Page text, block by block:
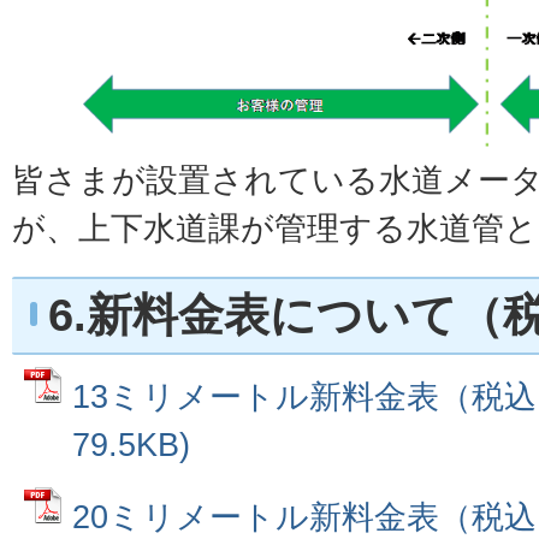
皆さまが設置されている水道メー
が、上下水道課が管理する水道管
6.新料金表について（
13ミリメートル新料金表（税
79.5KB)
20ミリメートル新料金表（税